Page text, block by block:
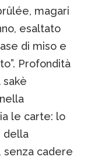
magari
esaltato
di miso e
Profondità
sakè
le carte: lo
della
senza cadere